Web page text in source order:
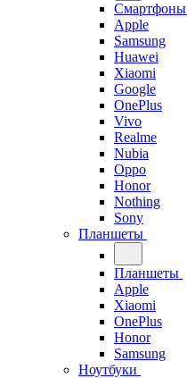
Смартфоны
Apple
Samsung
Huawei
Xiaomi
Google
OnePlus
Vivo
Realme
Nubia
Oppo
Honor
Nothing
Sony
Планшеты
Планшеты
Apple
Xiaomi
OnePlus
Honor
Samsung
Ноутбуки